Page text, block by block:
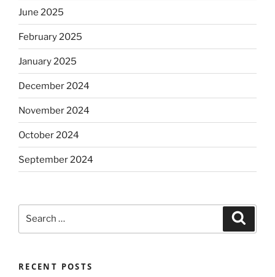
June 2025
February 2025
January 2025
December 2024
November 2024
October 2024
September 2024
RECENT POSTS